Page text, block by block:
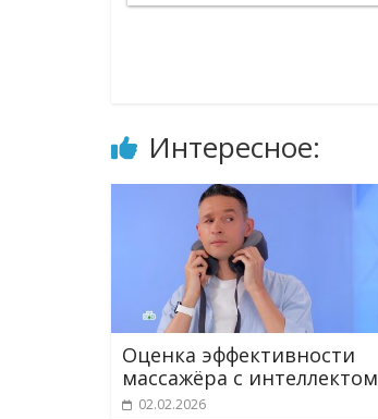
Интересное:
Оценка эффективности
массажёра с интеллектом
02.02.2026